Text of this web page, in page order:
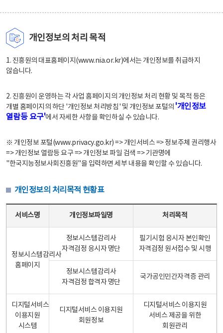
개인정보의 처리 목적
1. 진흥원의 대표홈페이지(www.nia.or.kr)에서는 개인정보를 취급하지
않습니다.
2. 진흥원이 운영하는 각 사업 홈페이지의 개인정보 처리 현황 및 목적 등은
개별 홈페이지의 하단 '개인정보 처리방침' 및 개인정보 포털의 '개인정보
열람등 요구'에서 자세한 사항을 확인하실 수 있습니다.
※ 개인정보 포털(www.privacy.go.kr) => 개인서비스 => 정보주체 권리행사
=> 개인정보 열람등 요구 => 개인정보 파일 검색 => 기관명에
"한국지능정보사회진흥원"을 입력하면 세부 내용을 확인할 수 있습니다.
개인정보의 처리목적 현황표
서비스명 개인정보파일명 처리목적
정보시스템감리사
홈페이지
정보시스템감리사
자격검정 응시자 명단
필기시험 응시자 본인확인
자격검정 원서접수 및 시행
정보시스템감리사
자격검정 합격자 명단
국가공인민간자격증 관리
디지털서비스
이용지원
시스템
디지털서비스 이용지원
회원정보
디지털서비스 이용지원
서비스 제공을 위한
회원관리